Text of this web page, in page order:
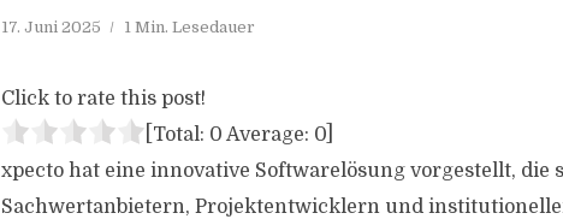
17. Juni 2025 1 Min. Lesedauer
Click to rate this post!
[Total: 0 Average: 0
xpecto hat eine innovative Softwarelösung vorgestellt, die
Sachwertanbietern, Projektentwicklern und